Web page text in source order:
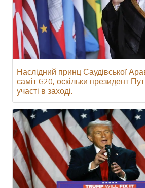
Наслідний принц Саудівської
саміт G20, оскільки президент
участі в заході.